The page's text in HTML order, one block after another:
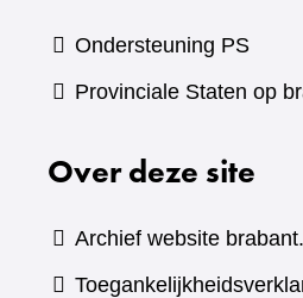
Ondersteuning PS
Provinciale Staten op
Over deze site
Archief website